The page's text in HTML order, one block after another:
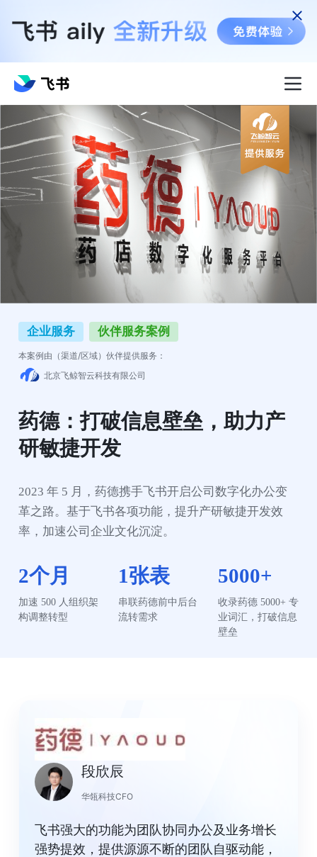
企业服务 伙伴服务案例
本案例由（渠道/区域）伙伴提供服务：
北京飞鲸智云科技有限公司
药德：打破信息壁垒，助力产
研敏捷开发
2023 年 5 月，药德携手飞书开启公司数字化办公变
革之路。基于飞书各项功能，提升产研敏捷开发效
率，加速公司企业文化沉淀。
2个月
加速 500 人组织架
构调整转型
1张表
串联药德前中后台
流转需求
5000+
收录药德 5000+ 专
业词汇，打破信息
壁垒
段欣辰
华瓴科技CFO
飞书强大的功能为团队协同办公及业务增长
强势提效，提供源源不断的团队自驱动能，